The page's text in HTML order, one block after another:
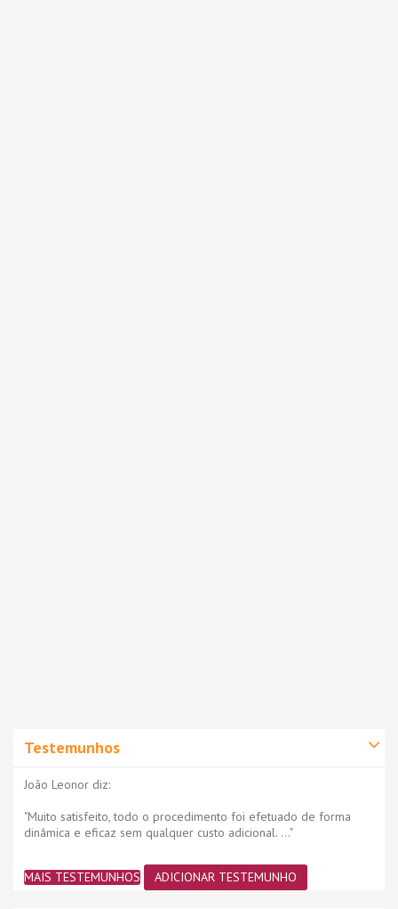
Testemunhos
João Leonor diz:
"Muito satisfeito, todo o procedimento foi efetuado de forma
dinâmica e eficaz sem qualquer custo adicional. ..."
MAIS TESTEMUNHOS ADICIONAR TESTEMUNHO